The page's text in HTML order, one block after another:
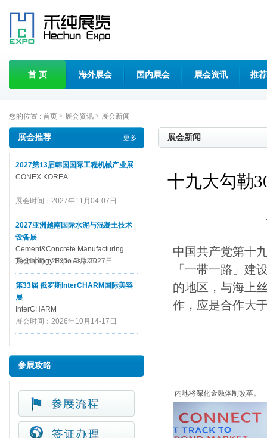
首 页 海外展会 国内展会 展会资讯 推
您的位置 : 首页 > 展会资讯 > 展会新闻
展会推荐 更多
2027第13届韩国国际工程机械产业展
CONEX KOREA
展会时间：2027年11月04-07日
2027亚洲越南国际水泥与混凝土技术
设备展
Cement&Concrete Manufacturing
Technology Expo Asia 2027
展会时间：2027年5月26-27日
第33届 俄罗斯InterCHARM国际美容
展
InterCHARM
展会时间：2026年10月14-17日
参展攻略
展会新闻
十九大勾勒
中国共产党第十
「一带一路」建
的地区，与海上
作，应是合作大
内地将深化金融体制改革。